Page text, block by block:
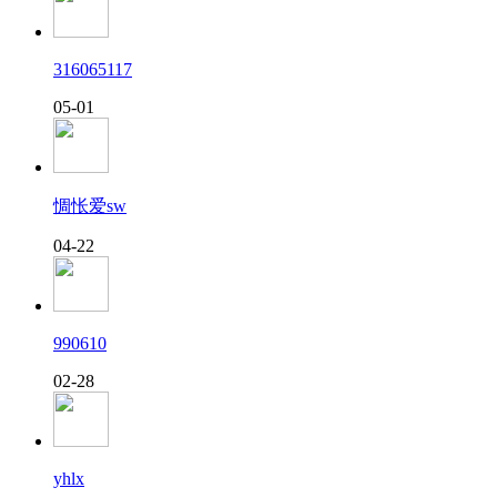
316065117
05-01
惆怅爱sw
04-22
990610
02-28
yhlx